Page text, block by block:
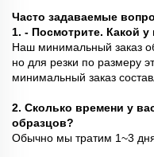
Часто задаваемые
1. - Посмотрите. Какой у
Наш минимальный заказ
но для резки по размеру
минимальный заказ
2. Сколько времени у
образцов?
Обычно мы тратим 1~3 дня